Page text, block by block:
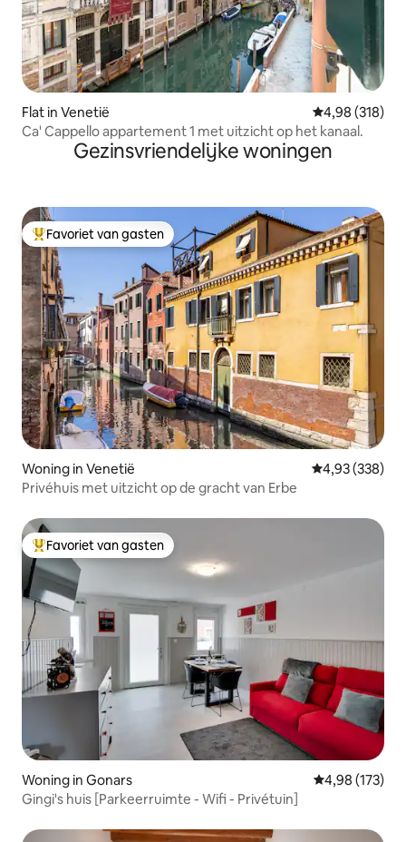
Flat in Venetië Gemiddelde
4,98 (318)
Ca' Cappello appartement 1 met uitzicht op het kanaal.
Gezinsvriendelijke woningen
Topfavoriet van gasten
Favoriet van gasten
Woning in Venetië Gemiddelde
4,93 (338)
Privéhuis met uitzicht op de gracht van Erbe
Topfavoriet van gasten
Favoriet van gasten
Woning in Gonars Gemiddelde
4,98 (173)
Gingi's huis [Parkeerruimte - Wifi - Privétuin]